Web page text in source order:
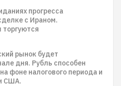
прогресса
с Ираном.
рынок будет
дня. Рубль способен
фоне налогового периода и
США.